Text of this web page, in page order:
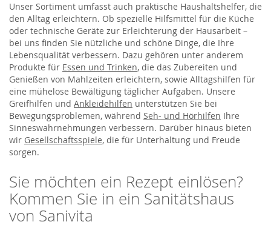
Unser Sortiment umfasst auch praktische Haushaltshelfer, die
den Alltag erleichtern. Ob spezielle Hilfsmittel für die Küche
oder technische Geräte zur Erleichterung der Hausarbeit –
bei uns finden Sie nützliche und schöne Dinge, die Ihre
Lebensqualität verbessern. Dazu gehören unter anderem
Produkte für Essen und Trinken, die das Zubereiten und
Genießen von Mahlzeiten erleichtern, sowie Alltagshilfen für
eine mühelose Bewältigung täglicher Aufgaben. Unsere
Greifhilfen und Ankleidehilfen unterstützen Sie bei
Bewegungsproblemen, während Seh- und Hörhilfen Ihre
Sinneswahrnehmungen verbessern. Darüber hinaus bieten
wir Gesellschaftsspiele, die für Unterhaltung und Freude
sorgen.
Sie möchten ein Rezept einlösen?
Kommen Sie in ein Sanitätshaus
von Sanivita